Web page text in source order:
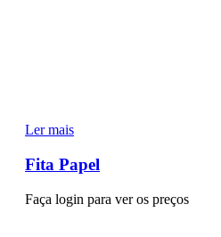
Ler mais
Fita Papel
Faça login para ver os preços